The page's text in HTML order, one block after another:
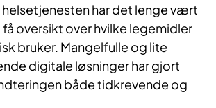
helsetjenesten har det lenge vært
oversikt over hvilke legemidler
bruker. Mangelfulle og lite
digitale løsninger har gjort
både tidkrevende og